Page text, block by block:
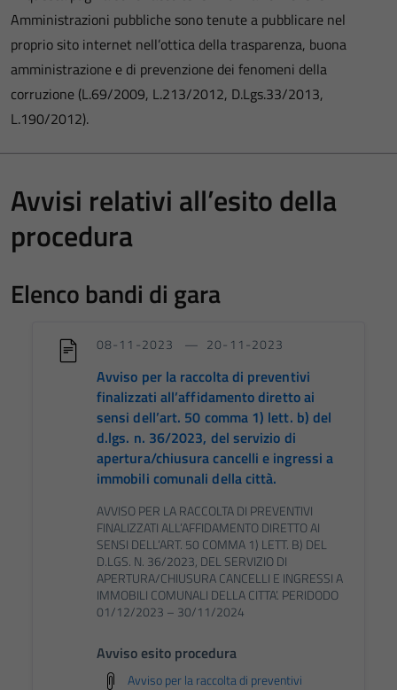
Amministrazioni pubbliche sono tenute a pubblicare nel
proprio sito internet nell’ottica della trasparenza, buona
amministrazione e di prevenzione dei fenomeni della
corruzione (L.69/2009, L.213/2012, D.Lgs.33/2013,
L.190/2012).
Avvisi relativi all’esito della
procedura
Elenco bandi di gara
08-11-2023 20-11-2023
Avviso per la raccolta di preventivi
finalizzati all’affidamento diretto ai
sensi dell’art. 50 comma 1) lett. b) del
d.lgs. n. 36/2023, del servizio di
apertura/chiusura cancelli e ingressi a
immobili comunali della città.
AVVISO PER LA RACCOLTA DI PREVENTIVI
FINALIZZATI ALL’AFFIDAMENTO DIRETTO AI
SENSI DELL’ART. 50 COMMA 1) LETT. B) DEL
D.LGS. N. 36/2023, DEL SERVIZIO DI
APERTURA/CHIUSURA CANCELLI E INGRESSI A
IMMOBILI COMUNALI DELLA CITTA’. PERIDODO
01/12/2023 – 30/11/2024
Avviso esito procedura
Avviso per la raccolta di preventivi